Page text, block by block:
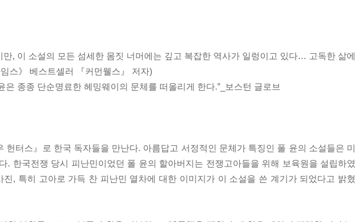
, 이 소설의 모든 섬세한 몸짓 너머에는 깊고 복잡한 역사가 일렁이고 있다… 고독한 삶에
스》 베스트셀러 『커먼웰스』 저자)
종종 단순명료한 헤밍웨이의 문체를 떠올리게 한다.”_보스턴 글로브
터스』로 한국 독자들을 만난다. 아름답고 서정적인 문체가 특징인 폴 윤의 소설들은 미
. 한국전쟁 당시 피난민이었던 폴 윤의 할아버지는 전쟁고아들을 위해 보육원을 설립하였
, 특히 고아로 가득 찬 피난민 열차에 대한 이미지가 이 소설을 쓴 계기가 되었다고 밝혔